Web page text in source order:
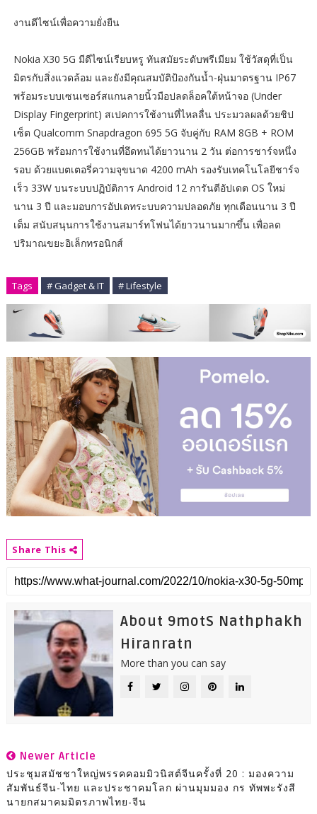
งานดีไซน์เพื่อความยั่งยืน
Nokia X30 5G มีดีไซน์เรียบหรู ทันสมัยระดับพรีเมียม ใช้วัสดุที่เป็น
มิตรกับสิ่งแวดล้อม และยังมีคุณสมบัติป้องกันน้ำ-ฝุ่นมาตรฐาน IP67
พร้อมระบบเซนเซอร์สแกนลายนิ้วมือปลดล็อคใต้หน้าจอ (Under
Display Fingerprint) สเปคการใช้งานที่ไหลลื่น ประมวลผลด้วยชิป
เซ็ต Qualcomm Snapdragon 695 5G จับคู่กับ RAM 8GB + ROM
256GB พร้อมการใช้งานที่อึดทนได้ยาวนาน 2 วัน ต่อการชาร์จหนึ่ง
รอบ ด้วยแบตเตอรี่ความจุขนาด 4200 mAh รองรับเทคโนโลยีชาร์จ
เร็ว 33W บนระบบปฏิบัติการ Android 12 การันตีอัปเดต OS ใหม่
นาน 3 ปี และมอบการอัปเดทระบบความปลอดภัย ทุกเดือนนาน 3 ปี
เต็ม สนับสนุนการใช้งานสมาร์ทโฟนได้ยาวนานมากขึ้น เพื่อลด
ปริมาณขยะอิเล็กทรอนิกส์
Tags # Gadget & IT # Lifestyle
Share This
About 9motS Nathphakh
Hiranratn
More than you can say
Newer Article
ประชุมสมัชชาใหญ่พรรคคอมมิวนิสต์จีนครั้งที่ 20 : มองความ
สัมพันธ์จีน-ไทย และประชาคมโลก ผ่านมุมมอง กร ทัพพะรังสี
นายกสมาคมมิตรภาพไทย-จีน